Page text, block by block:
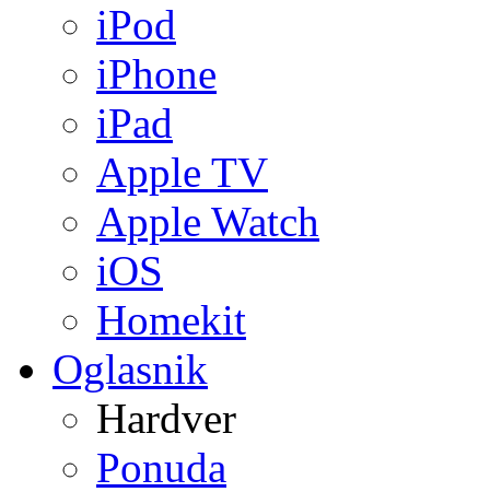
iPod
iPhone
iPad
Apple TV
Apple Watch
iOS
Homekit
Oglasnik
Hardver
Ponuda